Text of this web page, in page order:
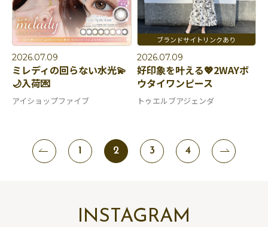
2026.07.09
ミレディの回らない水光💫
🌙入荷💌
アイショップファイブ
2026.07.09
好印象を叶える💖2WAYボ
ウタイワンピース
トゥエルブアジェンダ
1 2 3 4
INSTAGRAM